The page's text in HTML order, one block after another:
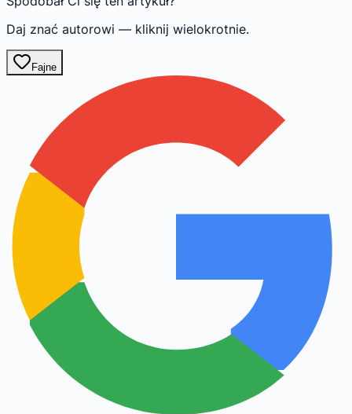
Daj znać autorowi — kliknij wielokrotnie.
Fajne